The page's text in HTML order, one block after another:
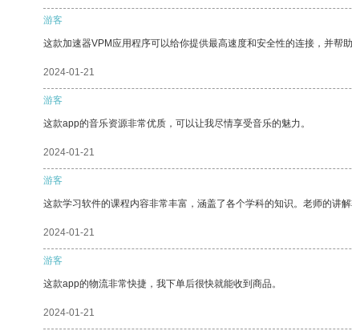
游客
这款加速器VPM应用程序可以给你提供最高速度和安全性的连接，并帮
2024-01-21
游客
这款app的音乐资源非常优质，可以让我尽情享受音乐的魅力。
2024-01-21
游客
这款学习软件的课程内容非常丰富，涵盖了各个学科的知识。老师的讲
2024-01-21
游客
这款app的物流非常快捷，我下单后很快就能收到商品。
2024-01-21